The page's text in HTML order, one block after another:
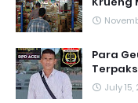
Para
July 15,